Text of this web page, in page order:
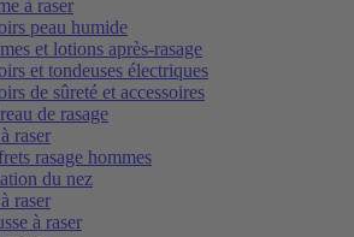
à raser
peau humide
et lotions après-rasage
et tondeuses électriques
de sûreté et accessoires
de rasage
raser
rasage hommes
du nez
raser
à raser